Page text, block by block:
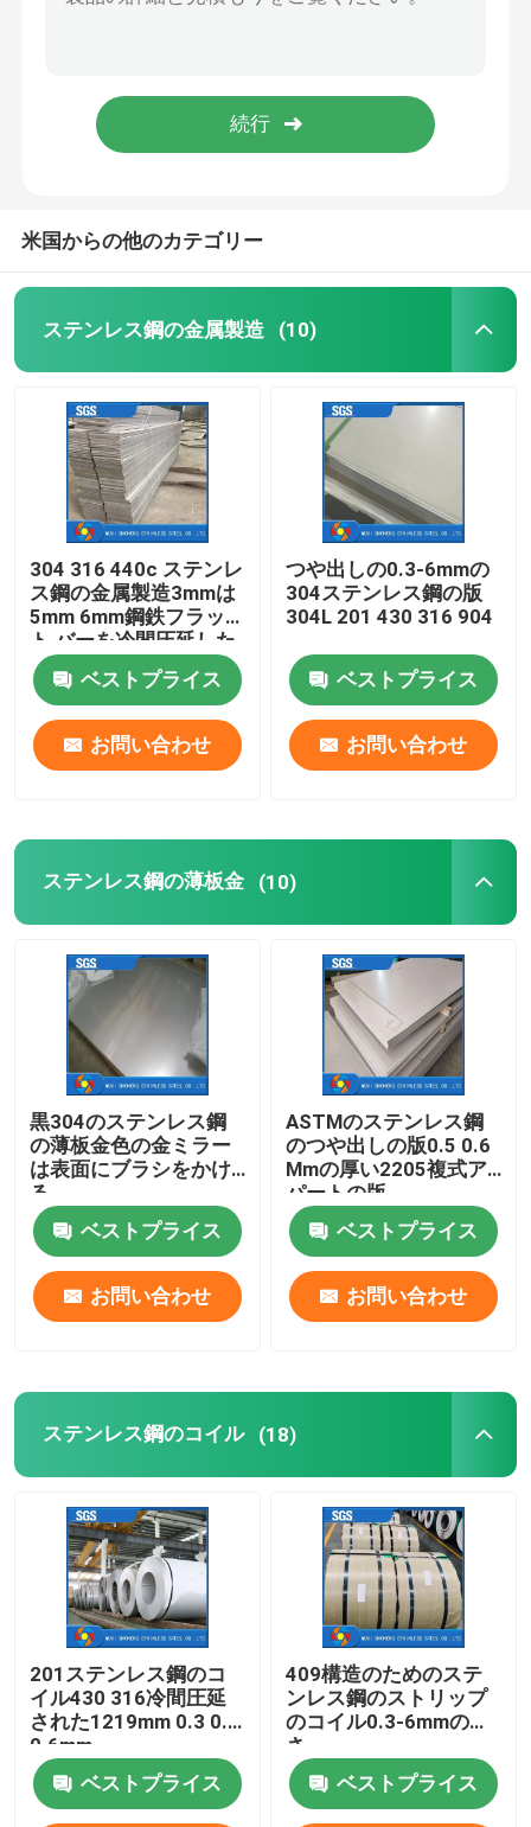
ステンレス鋼の継ぎ目が無い管
ステンレス鋼の丸棒
ステンレス鋼のストリップ
ステンレス鋼のフラット バー
ステンレスチャンネルバー
ステンレス鋼のフランジ
米国からの他のカテゴリー
ステンレス鋼の金属製造 (10)
304 316 440c ステンレ
ス鋼の金属製造3mmは
5mm 6mm鋼鉄フラッ
ト バーを冷間圧延した
ベストプライス
お問い合わせ
つや出しの0.3-6mmの
304ステンレス鋼の版
304L 201 430 316 904
ベストプライス
お問い合わせ
ステンレス鋼の薄板金 (10)
黒304のステンレス鋼
の薄板金色の金ミラー
は表面にブラシをかけ
る
ベストプライス
お問い合わせ
ASTMのステンレス鋼
のつや出しの版0.5 0.6
Mmの厚い2205複式ア
パートの版
ベストプライス
お問い合わせ
ステンレス鋼のコイル (18)
201ステンレス鋼のコ
イル430 316冷間圧延
された1219mm 0.3 0.4
0.6mm
ベストプライス
409構造のためのステ
ンレス鋼のストリップ
のコイル0.3-6mmの厚
さ
ベストプライス